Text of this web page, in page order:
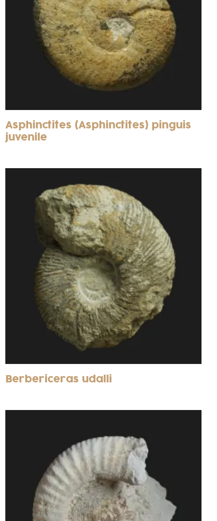
Asphinctites (Asphinctites) pinguis
juvenile
Berbericeras udalli